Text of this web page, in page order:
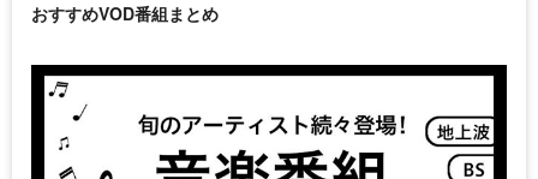
おすすめVOD番組まとめ